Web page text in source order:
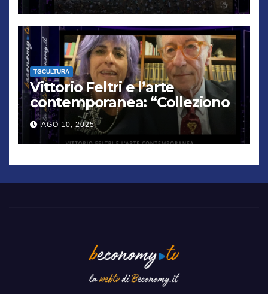
TGCULTURA
Vittorio Feltri e l’arte
contemporanea: “Colleziono
De Chirico. Cattelan? Un
genio”
AGO 10, 2025